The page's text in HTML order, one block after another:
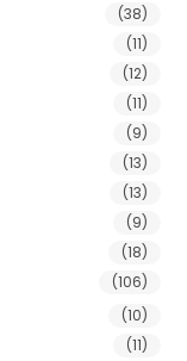
(38)
(11)
(12)
(11)
(9)
(13)
(13)
(9)
(18)
(106)
(10)
(11)